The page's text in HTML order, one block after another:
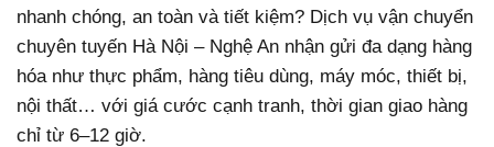
nhanh chóng, an toàn và tiết kiệm? Dịch vụ vận chuyển
chuyên tuyến Hà Nội – Nghệ An nhận gửi đa dạng hàng
hóa như thực phẩm, hàng tiêu dùng, máy móc, thiết bị,
nội thất… với giá cước cạnh tranh, thời gian giao hàng
chỉ từ 6–12 giờ.